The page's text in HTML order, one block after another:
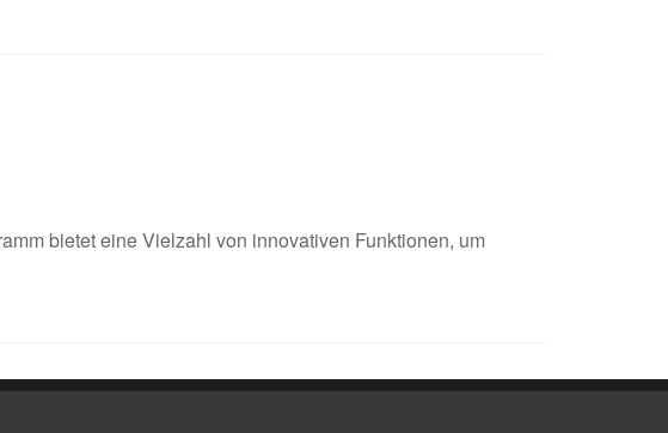
bietet eine Vielzahl von innovativen Funktionen, um